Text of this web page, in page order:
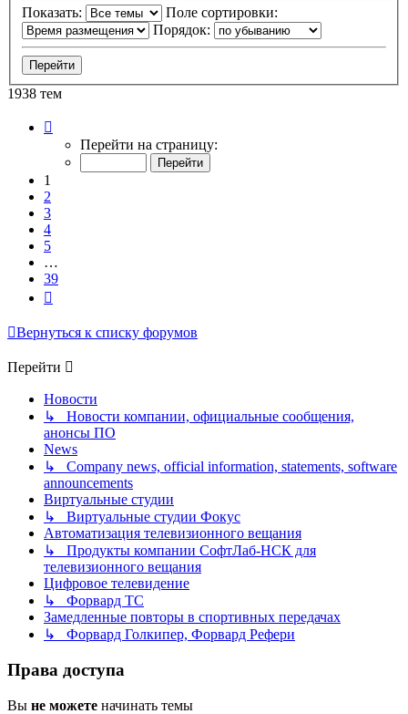
Показать:
Поле сортировки:
Порядок:
1938 тем
Перейти на страницу:
1
2
3
4
5
…
39
Вернуться к списку форумов
Перейти
Новости
↳ Новости компании, официальные сообщения,
анонсы ПО
News
↳ Company news, official information, statements, software
announcements
Виртуальные студии
↳ Виртуальные студии Фокус
Автоматизация телевизионного вещания
↳ Продукты компании СофтЛаб-НСК для
телевизионного вещания
Цифровое телевидение
↳ Форвард ТС
Замедленные повторы в спортивных передачах
↳ Форвард Голкипер, Форвард Рефери
Права доступа
Вы не можете начинать темы